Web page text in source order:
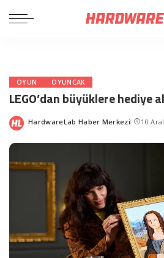
OYUN OYUNCAK
LEGO’dan büyüklere
Posted
HardwareLab Haber Merkezi 10